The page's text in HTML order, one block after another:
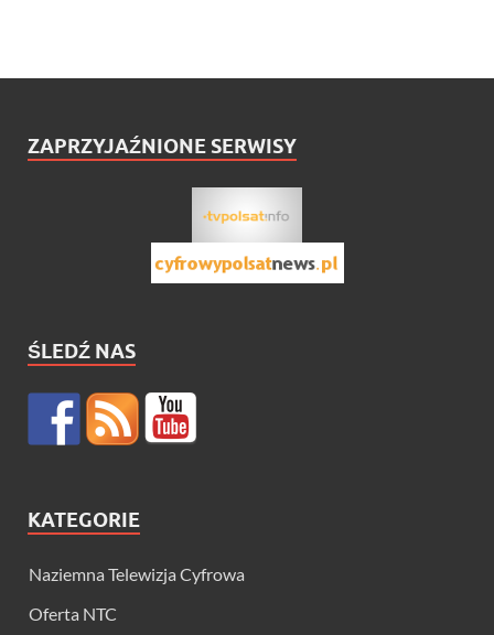
ZAPRZYJAŹNIONE SERWISY
ŚLEDŹ NAS
KATEGORIE
Naziemna Telewizja Cyfrowa
Oferta NTC